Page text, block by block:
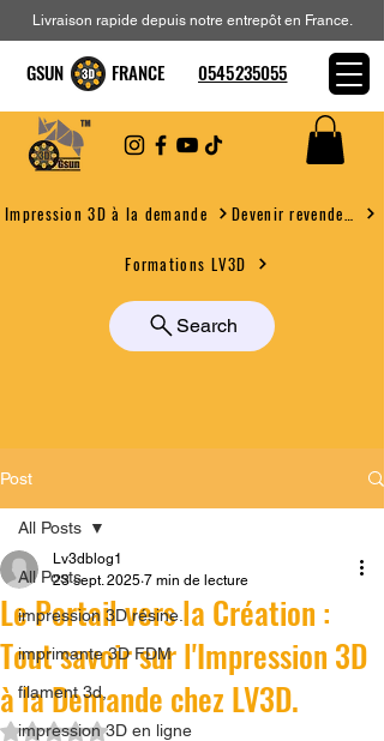
Impression 3D à la demande
Formations LV3D
Search
Livraison rapide depuis notre entrepôt en France.
GSUN FRANCE 0545235055
Post
All Posts
impression 3D résine.
imprimante 3D FDM
filament 3d,
impression 3D en ligne
All Posts
Le Portail vers la Création :
Tout savoir sur l'Impression 3D
à la Demande chez LV3D.
Lv3dblog1
23 sept. 2025 7 min de lecture
Noté NaN étoiles sur 5.